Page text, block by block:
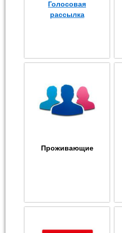
Голосовая
рассылка
Проживающие